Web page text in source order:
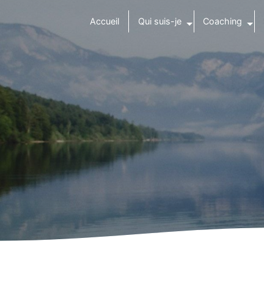
Accueil Qui suis-je Coaching
Panneau de gestion des cookies